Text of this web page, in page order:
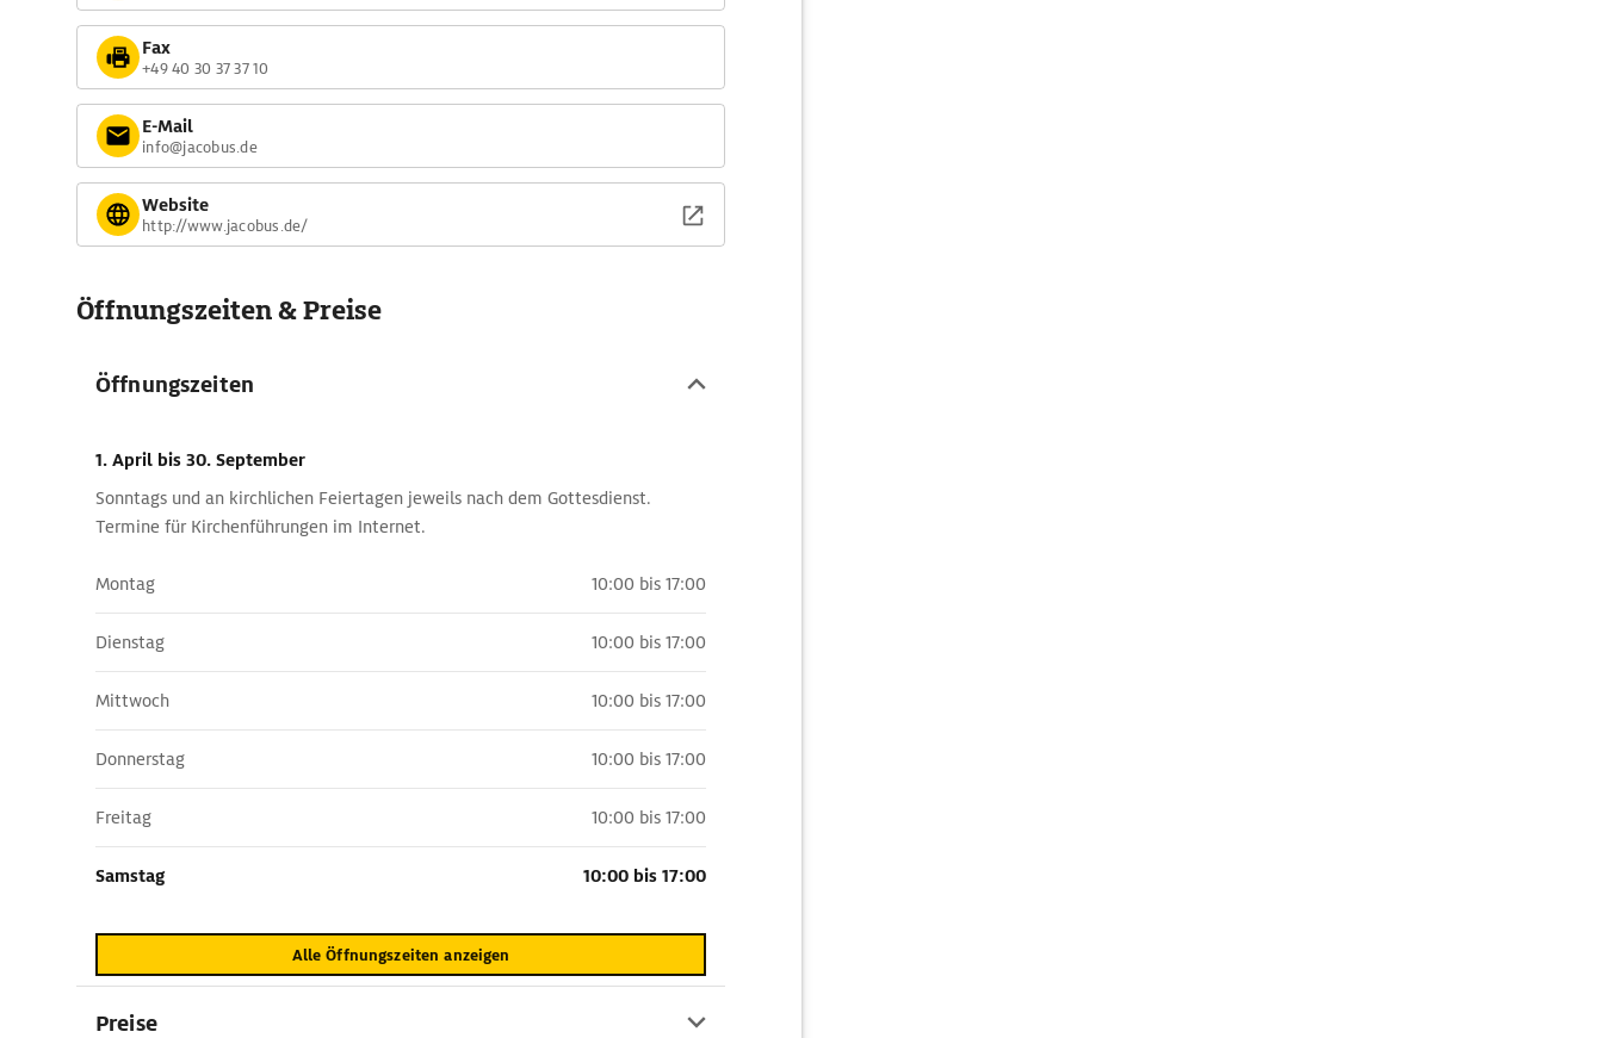
Fax
+49 40 30 37 37 10
E-Mail
info@jacobus.de
Website
http://www.jacobus.de/
Öffnungszeiten & Preise
Öffnungszeiten
1. April bis 30. September
Sonntags und an kirchlichen Feiertagen jeweils nach dem Gottesdienst.
Termine für Kirchenführungen im Internet.
Montag 10:00 bis 17:00
Dienstag 10:00 bis 17:00
Mittwoch 10:00 bis 17:00
Donnerstag 10:00 bis 17:00
Freitag 10:00 bis 17:00
Samstag 10:00 bis 17:00
Alle Öffnungszeiten anzeigen
Preise